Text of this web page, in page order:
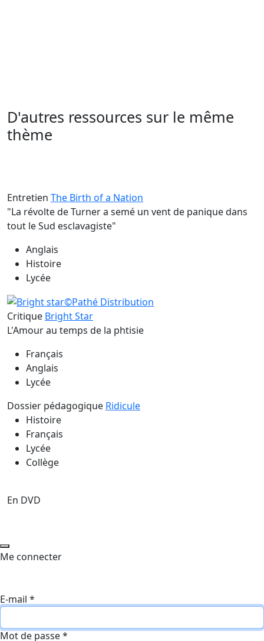
D'autres ressources sur le même
thème
Entretien The Birth of a Nation
"La révolte de Turner a semé un vent de panique dans
tout le Sud esclavagiste"
Anglais
Histoire
Lycée
Critique Bright Star
L'Amour au temps de la phtisie
Français
Anglais
Lycée
Dossier pédagogique Ridicule
Histoire
Français
Lycée
Collège
En DVD
Me connecter
E-mail *
Mot de passe*